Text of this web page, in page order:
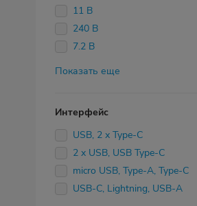
11 B
240 В
7.2 В
Показать еще
Интерфейс
USB, 2 х Type-C
2 x USB, USB Type-C
micro USB, Type-A, Type-C
USB-C, Lightning, USB-A